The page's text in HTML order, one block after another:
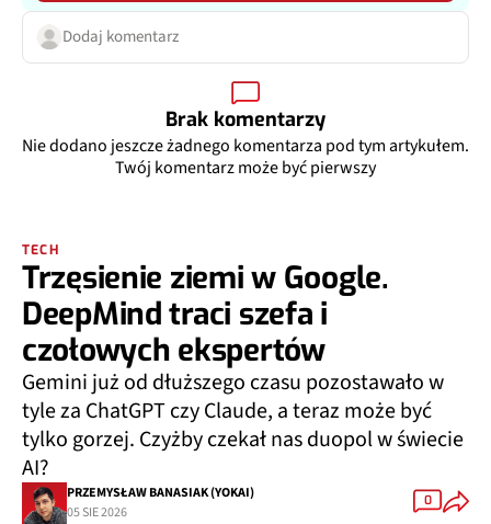
Dodaj komentarz
Brak komentarzy
Nie dodano jeszcze żadnego komentarza pod tym artykułem.
Twój komentarz może być pierwszy
TECH
Trzęsienie ziemi w Google.
DeepMind traci szefa i
czołowych ekspertów
Gemini już od dłuższego czasu pozostawało w
tyle za ChatGPT czy Claude, a teraz może być
tylko gorzej. Czyżby czekał nas duopol w świecie
AI?
PRZEMYSŁAW BANASIAK (YOKAI)
05 SIE 2026
0